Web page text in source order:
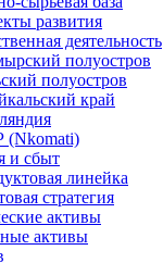
развития
деятельность
полуостров
полуостров
край
и сбыт
линейка
стратегия
активы
активы